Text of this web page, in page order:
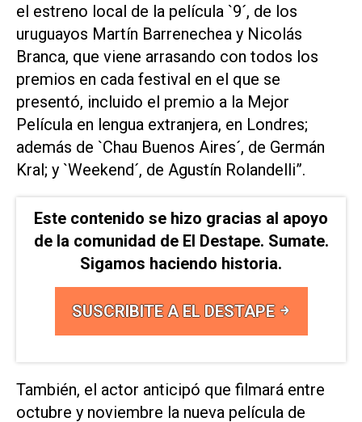
el estreno local de la película `9´, de los
uruguayos Martín Barrenechea y Nicolás
Branca, que viene arrasando con todos los
premios en cada festival en el que se
presentó, incluido el premio a la Mejor
Película en lengua extranjera, en Londres;
además de `Chau Buenos Aires´, de Germán
Kral; y `Weekend´, de Agustín Rolandelli”.
Este contenido se hizo gracias al apoyo
de la comunidad de El Destape. Sumate.
Sigamos haciendo historia.
SUSCRIBITE A EL DESTAPE
También, el actor anticipó que filmará entre
octubre y noviembre la nueva película de